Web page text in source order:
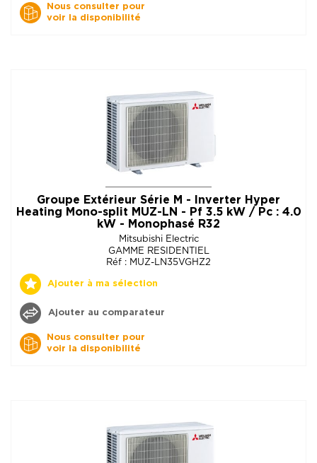
Nous consulter pour
voir la disponibilité
Groupe Extérieur Série M - Inverter Hyper
Heating Mono-split MUZ-LN - Pf 3.5 kW / Pc : 4.0
kW - Monophasé R32
Mitsubishi Electric
GAMME RESIDENTIEL
Réf : MUZ-LN35VGHZ2
Ajouter à ma sélection
Ajouter au comparateur
Nous consulter pour
voir la disponibilité